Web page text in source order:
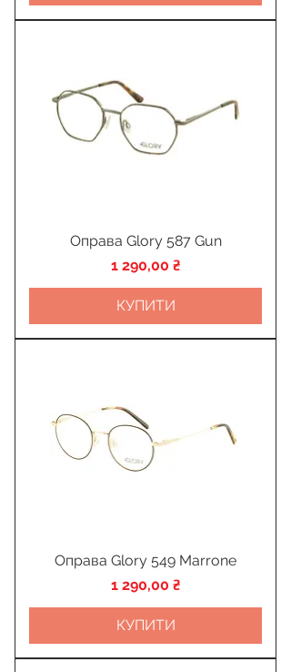
Оправа Glory 587 Gun
Ціна
1 290,00 ₴
КУПИТИ
Оправа Glory 549 Marrone
Ціна
1 290,00 ₴
КУПИТИ